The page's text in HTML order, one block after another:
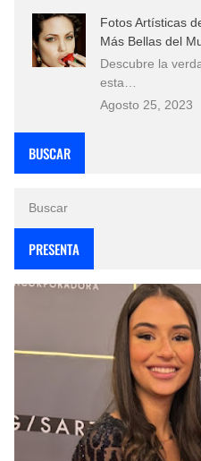
Fotos Artísticas
Más Bellas del
Descubre la
esta…
Agosto 25, 2023
BUSCAR
PRESENTA